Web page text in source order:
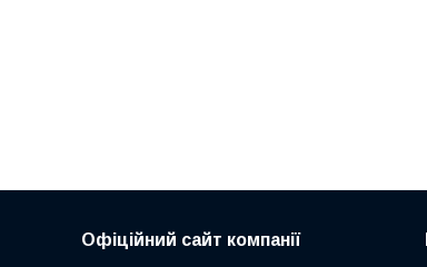
Офіційний сайт компанії